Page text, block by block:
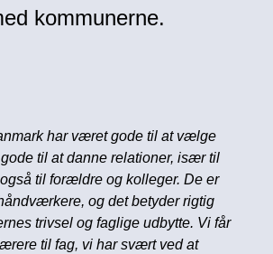
kommunerne.
har været gode til at vælge
til at danne relationer, især til
til forældre og kolleger. De er
og det betyder rigtig
trivsel og faglige udbytte. Vi får
til fag, vi har svært ved at